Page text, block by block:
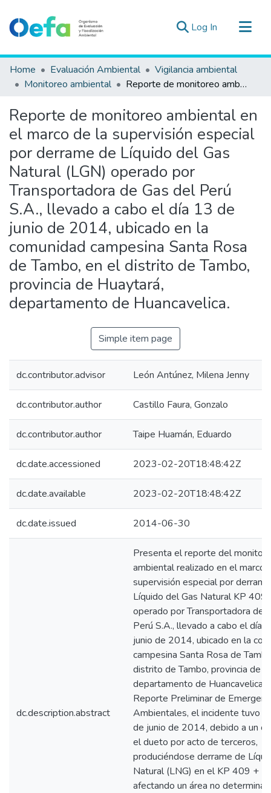
Log In (current)
Communities & Collections
All of DSpace
Estad. Externas
Guias ▾
Home Evaluación Ambiental
Vigilancia ambiental
Monitoreo ambiental
Reporte de monitoreo ambiental en el marco de la supervisión especial por derrame de Líquido del Gas Natural (LGN) operado por Transportadora de Gas del Perú S.A., llevado a cabo el día 13 de junio de 2014, ubicado en la comunidad campesina Santa Rosa de Tambo, en el distrito de Tambo, provincia de Huaytará, departamento de Huancavelica.
Reporte de monitoreo ambiental en
el marco de la supervisión especial
por derrame de Líquido del Gas
Natural (LGN) operado por
Transportadora de Gas del Perú
S.A., llevado a cabo el día 13 de
junio de 2014, ubicado en la
comunidad campesina Santa Rosa
de Tambo, en el distrito de Tambo,
provincia de Huaytará,
departamento de Huancavelica.
Simple item page
dc.contributor.advisor León Antúnez, Milena Jenny
dc.contributor.author Castillo Faura, Gonzalo
dc.contributor.author Taipe Huamán, Eduardo
dc.date.accessioned 2023-02-20T18:48:42Z
dc.date.available 2023-02-20T18:48:42Z
dc.date.issued 2014-06-30
dc.description.abstract
Presenta el reporte del
ambiental realizado en el marco
supervisión especial por
Líquido del Gas Natural KP 409
operado por Transportadora de
Perú S.A., llevado a cabo el día
junio de 2014, ubicado en la
campesina Santa Rosa de
distrito de Tambo, provincia de
departamento de Huancavelica.
Reporte Preliminar de
Ambientales, el incidente tuvo
de junio de 2014, debido a un
el dueto por acto de terceros,
produciéndose derrame de
Natural (LNG) en el KP 409 +
afectando un área no